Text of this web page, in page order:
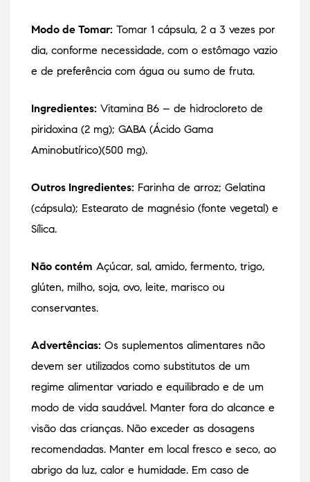
Modo de Tomar: Tomar 1 cápsula, 2 a 3 vezes por
dia, conforme necessidade, com o estômago vazio
e de preferência com água ou sumo de fruta.
Ingredientes: Vitamina B6 – de hidrocloreto de
piridoxina (2 mg); GABA (Ácido Gama
Aminobutírico)(500 mg).
Outros Ingredientes: Farinha de arroz; Gelatina
(cápsula); Estearato de magnésio (fonte vegetal) e
Sílica.
Não contém Açúcar, sal, amido, fermento, trigo,
glúten, milho, soja, ovo, leite, marisco ou
conservantes.
Advertências: Os suplementos alimentares não
devem ser utilizados como substitutos de um
regime alimentar variado e equilibrado e de um
modo de vida saudável. Manter fora do alcance e
visão das crianças. Não exceder as dosagens
recomendadas. Manter em local fresco e seco, ao
abrigo da luz, calor e humidade. Em caso de